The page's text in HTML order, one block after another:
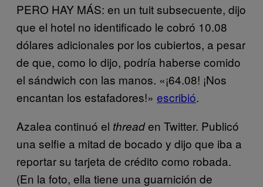
PERO HAY MÁS: en un tuit subsecuente, dijo
que el hotel no identificado le cobró 10.08
dólares adicionales por los cubiertos, a pesar
de que, como lo dijo, podría haberse comido
el sándwich con las manos. «¡64.08! ¡Nos
encantan los estafadores!» escribió.
Azalea continuó el threaden Twitter. Publicó
una selfie a mitad de bocado y dijo que iba a
reportar su tarjeta de crédito como robada.
(En la foto, ella tiene una guarnición de